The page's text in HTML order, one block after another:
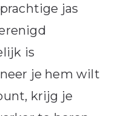
jas
is
je hem wilt
krijg je